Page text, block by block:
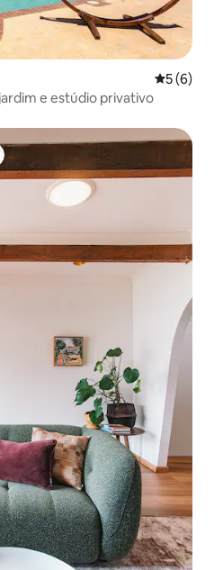
5 de
5 (6)
e estúdio privativo
dos hóspedes